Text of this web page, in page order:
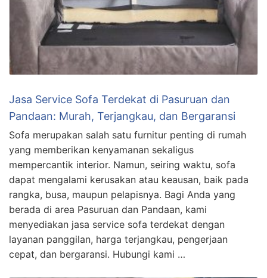
Jasa Service Sofa Terdekat di Pasuruan dan
Pandaan: Murah, Terjangkau, dan Bergaransi
Sofa merupakan salah satu furnitur penting di rumah
yang memberikan kenyamanan sekaligus
mempercantik interior. Namun, seiring waktu, sofa
dapat mengalami kerusakan atau keausan, baik pada
rangka, busa, maupun pelapisnya. Bagi Anda yang
berada di area Pasuruan dan Pandaan, kami
menyediakan jasa service sofa terdekat dengan
layanan panggilan, harga terjangkau, pengerjaan
cepat, dan bergaransi. Hubungi kami …